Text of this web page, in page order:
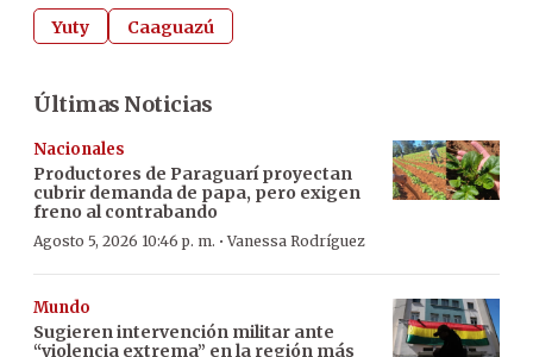
Yuty Caaguazú
Últimas Noticias
Nacionales
Productores de Paraguarí proyectan
cubrir demanda de papa, pero exigen
freno al contrabando
Agosto 5, 2026 10:46 p. m. ·Vanessa Rodríguez
Mundo
Sugieren intervención militar ante
“violencia extrema” en la región más